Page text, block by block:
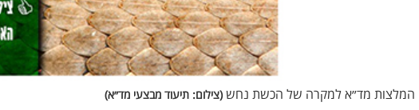
המלצות מד״א למקרה של הכשת נחש (צילום: תיעוד מבצעי מד״א)